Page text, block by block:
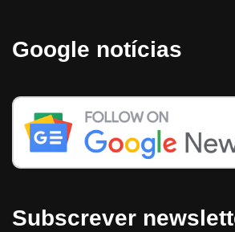
Google notícias
Subscrever